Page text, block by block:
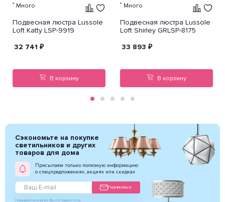
Много
Подвесная люстра Lussole
Loft Katty LSP-9919
32 741 ₽
В корзину
Много
Подвесная люстра Lussole
Loft Shirley GRLSP-8175
33 893 ₽
В корзину
Сэкономьте на покупке
светильников и других
товаров для дома
Присылаем только полезную информацию
о спецпредложениях, акциях или скидках
Подписаться
Нажимая на кнопку Вы соглашаетесь